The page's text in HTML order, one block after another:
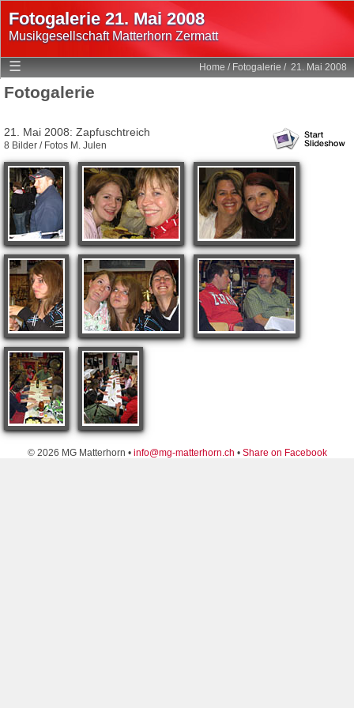
Fotogalerie 21. Mai 2008
Musikgesellschaft Matterhorn Zermatt
☰ Home / Fotogalerie / 21. Mai 2008
Home
Mitglieder
Fotogalerie
Multimedia
Geschichte
Statuten
Links
Login
Fotogalerie
21. Mai 2008: Zapfuschtreich
8 Bilder / Fotos M. Julen
© 2026 MG Matterhorn • info@mg-matterhorn.ch • Share on Facebook